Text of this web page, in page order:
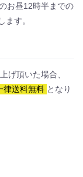
お昼12時半までの
ます。
げ頂いた場合、
律送料無料 となり